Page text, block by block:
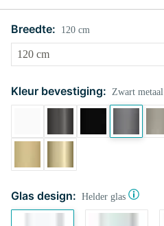
Breedte: 120 cm
Kleur bevestiging: Zwart metaal
Glas design: Helder glas